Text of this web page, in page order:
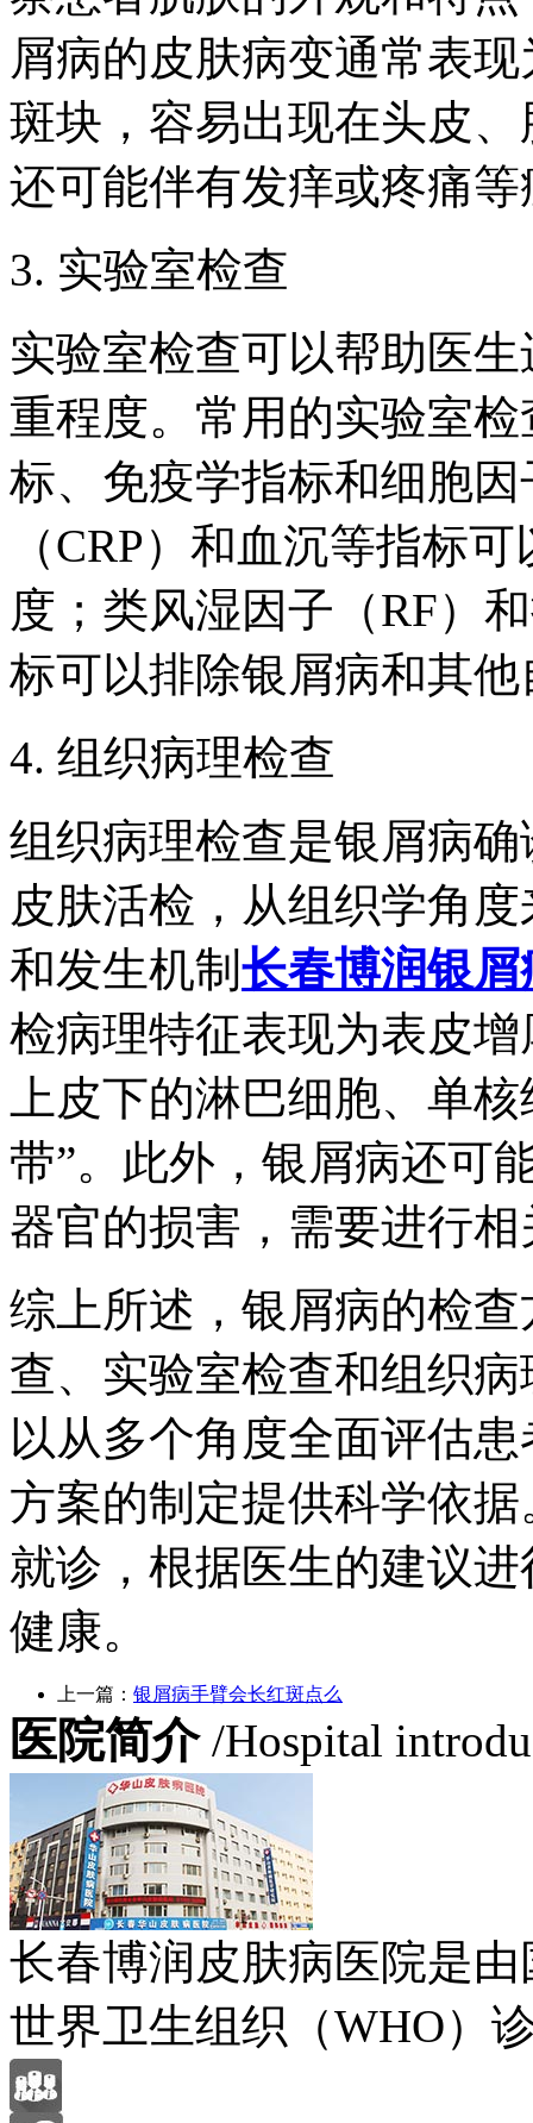
屑病的皮肤病变通常表
斑块，容易出现在头皮
还可能伴有发痒或疼痛等
3. 实验室检查
实验室检查可以帮助医
重程度。常用的实验室
标、免疫学指标和细胞
（CRP）和血沉等指标
度；类风湿因子（RF）
标可以排除银屑病和其
4. 组织病理检查
组织病理检查是银屑病
皮肤活检，从组织学角
和发生机制 长春博润银屑
检病理特征表现为表皮
上皮下的淋巴细胞、单
带”。此外，银屑病还可
器官的损害，需要进行
综上所述，银屑病的检
查、实验室检查和组织
以从多个角度全面评估
方案的制定提供科学依
就诊，根据医生的建议
健康。
上一篇： 银屑病手臂会长红斑点么
医院简介/Hospital
长春博润皮肤病医院是
世界卫生组织（WHO）